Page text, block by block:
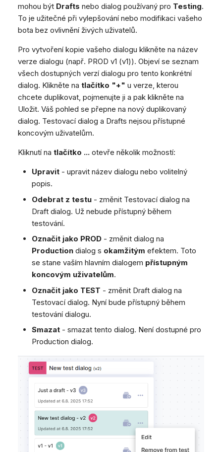
mohou být Drafts nebo dialog používaný pro Testing.
To je užitečné při vylepšování nebo modifikaci vašeho
bota bez ovlivnění živých uživatelů.
Pro vytvoření kopie vašeho dialogu klikněte na název
verze dialogu (např. PROD v1 (v1)). Objeví se seznam
všech dostupných verzí dialogu pro tento konkrétní
dialog. Klikněte na tlačítko "+" u verze, kterou
chcete duplikovat, pojmenujte ji a pak klikněte na
Uložit. Váš pohled se přepne na nový duplikovaný
dialog. Testovací dialog a Drafts nejsou přístupné
koncovým uživatelům.
Kliknutí na tlačítko ... otevře několik možností:
Upravit - upravit název dialogu nebo volitelný
popis.
Odebrat z testu - změnit Testovací dialog na
Draft dialog. Už nebude přístupný během
testování.
Označit jako PROD - změnit dialog na
Production dialog s okamžitým efektem. Toto
se stane vaším hlavním dialogem přístupným
koncovým uživatelům.
Označit jako TEST - změnit Draft dialog na
Testovací dialog. Nyní bude přístupný během
testování dialogu.
Smazat - smazat tento dialog. Není dostupné pro
Production dialog.